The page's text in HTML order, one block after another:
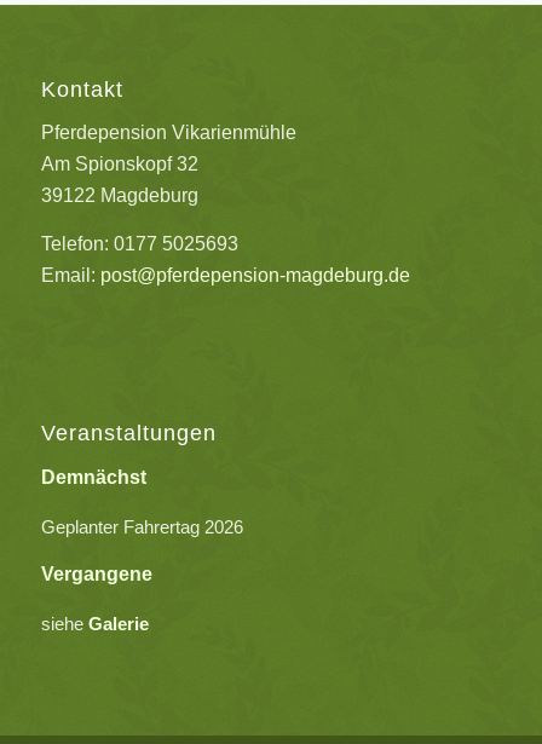
Kontakt
Pferdepension Vikarienmühle
Am Spionskopf 32
39122 Magdeburg
Telefon: 0177 5025693
Email: post@pferdepension-magdeburg.de
Veranstaltungen
Demnächst
Geplanter Fahrertag 2026
Vergangene
siehe Galerie